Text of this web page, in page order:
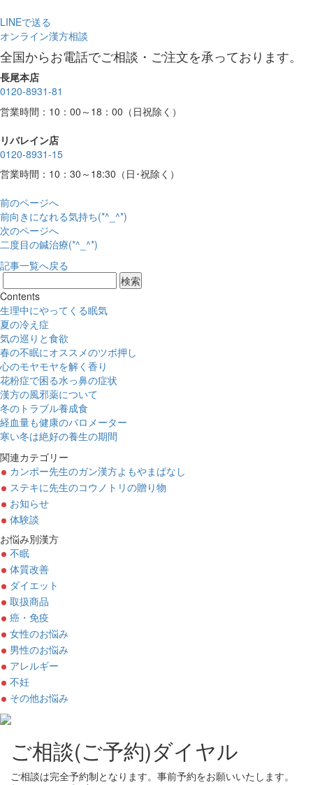
LINEで送る
オンライン漢方相談
全国からお電話でご相談・ご注文を承っております。
長尾本店
0120-8931-81
営業時間：10：00～18：00（日祝除く）
リバレイン店
0120-8931-15
営業時間：10：30～18:30（日･祝除く）
前のページへ
前向きになれる気持ち(*^_^*)
次のページへ
二度目の鍼治療(*^_^*)
記事一覧へ戻る
Contents
生理中にやってくる眠気
夏の冷え症
気の巡りと食欲
春の不眠にオススメのツボ押し
心のモヤモヤを解く香り
花粉症で困る水っ鼻の症状
漢方の風邪薬について
冬のトラブル養成食
経血量も健康のバロメーター
寒い冬は絶好の養生の期間
関連カテゴリー
カンポー先生のガン漢方よもやまばなし
ステキに先生のコウノトリの贈り物
お知らせ
体験談
お悩み別漢方
不眠
体質改善
ダイエット
取扱商品
癌・免疫
女性のお悩み
男性のお悩み
アレルギー
不妊
その他お悩み
ご相談(ご予約)ダイヤル
ご相談は完全予約制となります。事前予約をお願いいたします。